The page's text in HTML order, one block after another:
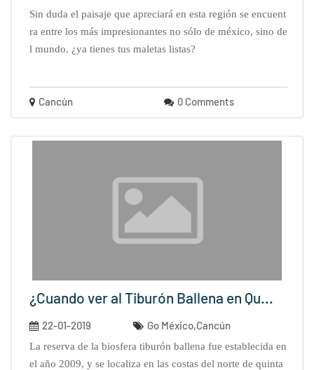
sin duda el paisaje que apreciará en esta región se encuent
ra entre los más impresionantes no sólo de méxico, sino de
l mundo. ¿ya tienes tus maletas listas?
Cancún 0 Comments
¿Cuando ver al Tiburón Ballena en Qu...
22-01-2019 Go México,Cancún
la reserva de la biosfera tiburón ballena fue establecida en
el año 2009, y se localiza en las costas del norte de quinta